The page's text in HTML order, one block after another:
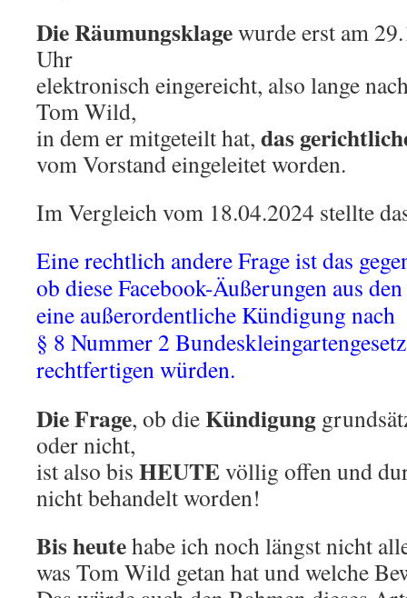
Die Räumungsklagewurde erst am
Uhr
elektronisch eingereicht, also lange
Tom Wild,
in dem er mitgeteilt hat, das
vom Vorstand eingeleitet worden.
Im Vergleich vom 18.04.2024 stellte
Eine rechtlich andere Frage ist das
ob diese Facebook-Äußerungen aus
eine außerordentliche Kündigung nach
§ 8 Nummer 2 Bundeskleingartengesetz
rechtfertigen würden.
Die Frage, ob dieKündigung
oder nicht,
ist also bis HEUTEvöllig offen und
nicht behandelt worden!
Bis heutehabe ich noch längst nicht
was Tom Wild getan hat und welche